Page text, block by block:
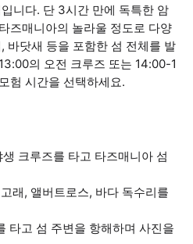
니다. 단 3시간 만에 독특한 암
즈매니아의 놀라울 정도로 다양
바닷새 등을 포함한 섬 전체를 발
의 오전 크루즈 또는 14:00-1
험 시간을 선택하세요.
크루즈를 타고 타즈매니아 섬
래, 앨버트로스, 바다 독수리를
타고 섬 주변을 항해하며 사진을